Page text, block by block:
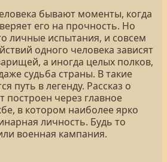
бывают моменты, когда
его на прочность. Но
личные испытания, и совсем
одного человека зависят
а иногда целых полков,
судьба страны. В такие
путь в легенду. Рассказ о
построен через главное
в котором наиболее ярко
личность. Будь то
военная кампания.